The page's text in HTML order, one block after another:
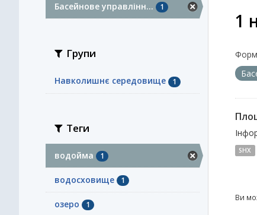
Басейнове управлінн... 1
Групи
Навколишнє середовище 1
Теги
водойма 1
водосховище 1
озеро 1
1
SHX
Ви